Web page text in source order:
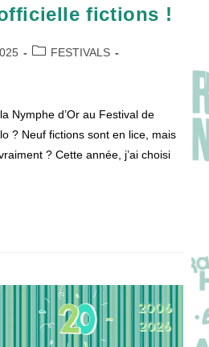
fictions !
PostFESTIVALS
Nymphe d’Or au Festival de
? Neuf fictions sont en lice, mais
? Cette année, j’ai choisi